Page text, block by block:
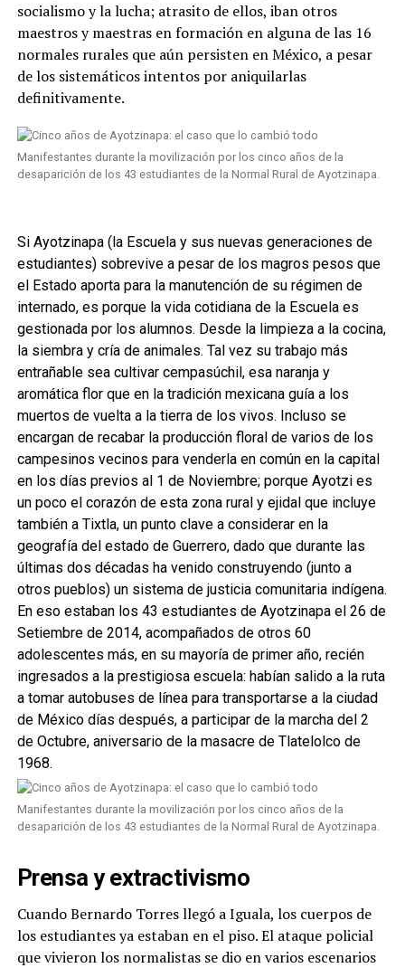
socialismo y la lucha; atrasito de ellos, iban otros
maestros y maestras en formación en alguna de las 16
normales rurales que aún persisten en México, a pesar
de los sistemáticos intentos por aniquilarlas
definitivamente.
Manifestantes durante la movilización por los cinco años de la
desaparición de los 43 estudiantes de la Normal Rural de Ayotzinapa.
Si Ayotzinapa (la Escuela y sus nuevas generaciones de
estudiantes) sobrevive a pesar de los magros pesos que
el Estado aporta para la manutención de su régimen de
internado, es porque la vida cotidiana de la Escuela es
gestionada por los alumnos. Desde la limpieza a la cocina,
la siembra y cría de animales. Tal vez su trabajo más
entrañable sea cultivar cempasúchil, esa naranja y
aromática flor que en la tradición mexicana guía a los
muertos de vuelta a la tierra de los vivos. Incluso se
encargan de recabar la producción floral de varios de los
campesinos vecinos para venderla en común en la capital
en los días previos al 1 de Noviembre; porque Ayotzi es
un poco el corazón de esta zona rural y ejidal que incluye
también a Tixtla, un punto clave a considerar en la
geografía del estado de Guerrero, dado que durante las
últimas dos décadas ha venido construyendo (junto a
otros pueblos) un sistema de justicia comunitaria indígena.
En eso estaban los 43 estudiantes de Ayotzinapa el 26 de
Setiembre de 2014, acompañados de otros 60
adolescentes más, en su mayoría de primer año, recién
ingresados a la prestigiosa escuela: habían salido a la ruta
a tomar autobuses de línea para transportarse a la ciudad
de México días después, a participar de la marcha del 2
de Octubre, aniversario de la masacre de Tlatelolco de
1968.
Manifestantes durante la movilización por los cinco años de la
desaparición de los 43 estudiantes de la Normal Rural de Ayotzinapa.
Prensa y extractivismo
Cuando Bernardo Torres llegó a Iguala, los cuerpos de
los estudiantes ya estaban en el piso. El ataque policial
que vivieron los normalistas se dio en varios escenarios